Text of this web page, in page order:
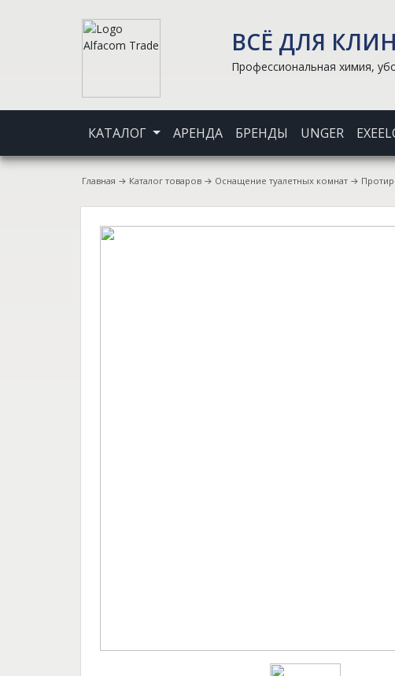
ВСЁ ДЛЯ
Профессиональная химия,
КАТАЛОГ АРЕНДА БРЕНДЫ UNGER
Главная → Каталог товаров → Оснащение туалетных комнат →